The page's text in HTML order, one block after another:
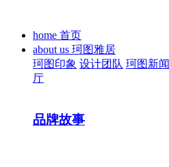
home 首页
about us 珂图雅居
珂图印象 设计团队 珂图新闻
厅
品牌故事